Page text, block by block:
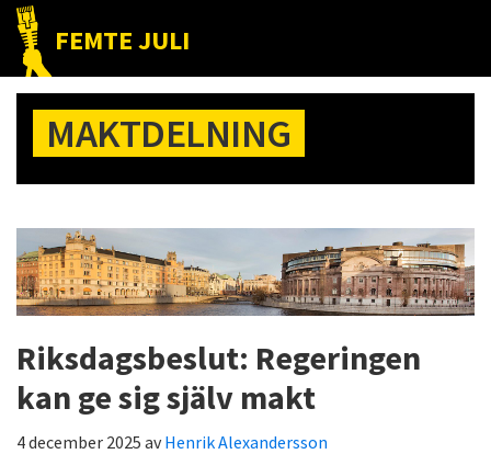
Hoppa
huvudnavigering
Hoppa
huvudinnehåll
Hoppa
det
primära
sidofältet
FEMTE JULI
Nätet
till
folket!MAKTDELNING
Riksdagsbeslut: Regeringen
kan ge sig själv makt
4 december 2025 avHenrik Alexandersson